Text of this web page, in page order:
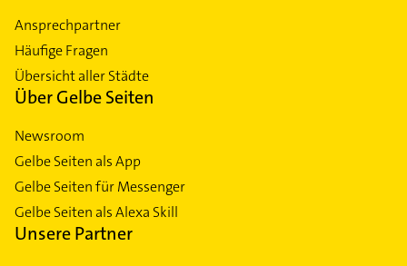
Ansprechpartner
Häufige Fragen
Übersicht aller Städte
Über Gelbe Seiten
Newsroom
Gelbe Seiten als App
Gelbe Seiten für Messenger
Gelbe Seiten als Alexa Skill
Unsere Partner